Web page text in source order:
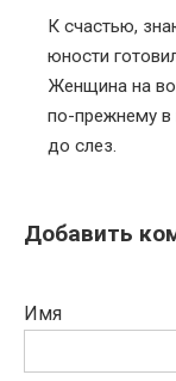
К счастью,
юности
Женщина на
по-прежнему в
до слез.
Добавить
Имя